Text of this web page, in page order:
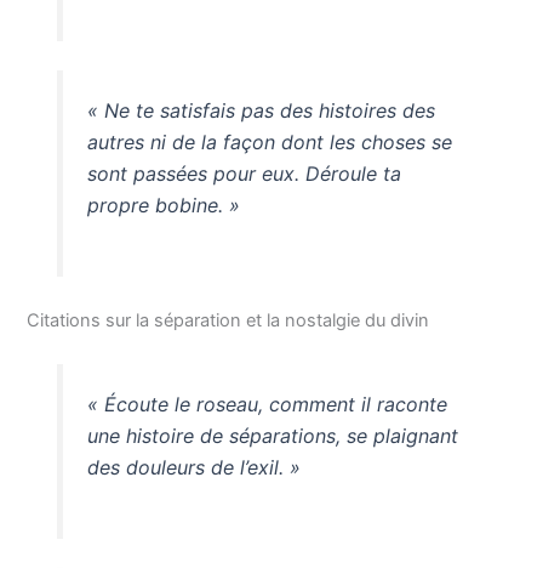
« Ne te satisfais pas des histoires des
autres ni de la façon dont les choses se
sont passées pour eux. Déroule ta
propre bobine. »
Citations sur la séparation et la nostalgie du divin
« Écoute le roseau, comment il raconte
une histoire de séparations, se plaignant
des douleurs de l’exil. »